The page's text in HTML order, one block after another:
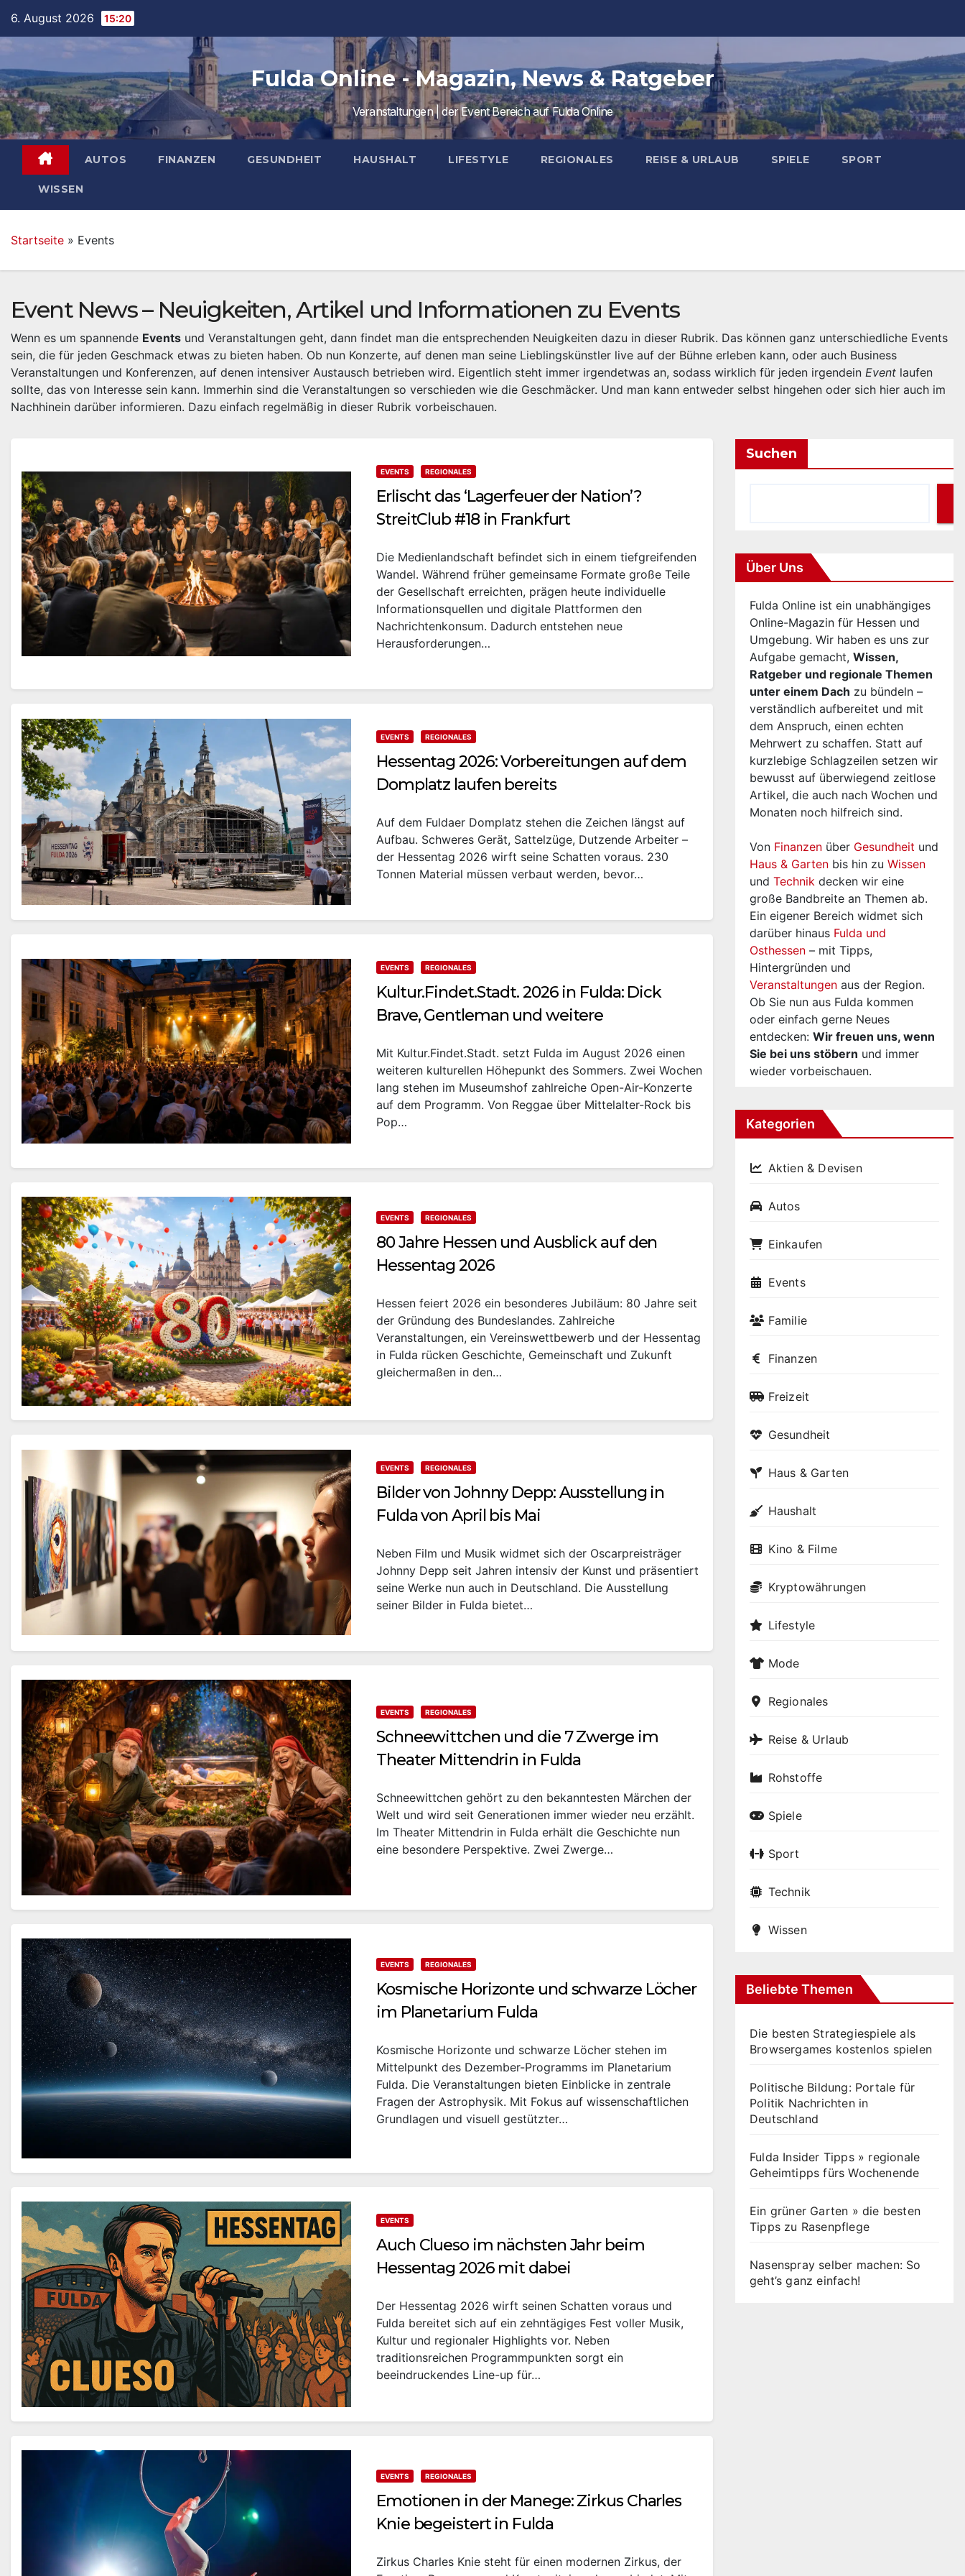
6. August 2026 15:20
Fulda Online - Magazin, News & Ratgeber
Veranstaltungen | der Event Bereich auf Fulda Online
AUTOS FINANZEN GESUNDHEIT HAUSHALT LIFESTYLE REGIONALES REISE & URLAUB SPIELE SPORT
WISSEN
Startseite » Events
Event News – Neuigkeiten, Artikel und Informationen zu Events
Wenn es um spannende Events und Veranstaltungen geht, dann findet man die entsprechenden Neuigkeiten dazu in dieser Rubrik. Das können ganz unterschiedliche Events
sein, die für jeden Geschmack etwas zu bieten haben. Ob nun Konzerte, auf denen man seine Lieblingskünstler live auf der Bühne erleben kann, oder auch Business
Veranstaltungen und Konferenzen, auf denen intensiver Austausch betrieben wird. Eigentlich steht immer irgendetwas an, sodass wirklich für jeden irgendein Event laufen
sollte, das von Interesse sein kann. Immerhin sind die Veranstaltungen so verschieden wie die Geschmäcker. Und man kann entweder selbst hingehen oder sich hier auch im
Nachhinein darüber informieren. Dazu einfach regelmäßig in dieser Rubrik vorbeischauen.
EVENTS REGIONALES
Erlischt das ‘Lagerfeuer der Nation’?
StreitClub #18 in Frankfurt
Die Medienlandschaft befindet sich in einem tiefgreifenden
Wandel. Während früher gemeinsame Formate große Teile
der Gesellschaft erreichten, prägen heute individuelle
Informationsquellen und digitale Plattformen den
Nachrichtenkonsum. Dadurch entstehen neue
Herausforderungen…
EVENTS REGIONALES
Hessentag 2026: Vorbereitungen auf dem
Domplatz laufen bereits
Auf dem Fuldaer Domplatz stehen die Zeichen längst auf
Aufbau. Schweres Gerät, Sattelzüge, Dutzende Arbeiter –
der Hessentag 2026 wirft seine Schatten voraus. 230
Tonnen Material müssen verbaut werden, bevor…
EVENTS REGIONALES
Kultur.Findet.Stadt. 2026 in Fulda: Dick
Brave, Gentleman und weitere
Mit Kultur.Findet.Stadt. setzt Fulda im August 2026 einen
weiteren kulturellen Höhepunkt des Sommers. Zwei Wochen
lang stehen im Museumshof zahlreiche Open-Air-Konzerte
auf dem Programm. Von Reggae über Mittelalter-Rock bis
Pop…
EVENTS REGIONALES
80 Jahre Hessen und Ausblick auf den
Hessentag 2026
Hessen feiert 2026 ein besonderes Jubiläum: 80 Jahre seit
der Gründung des Bundeslandes. Zahlreiche
Veranstaltungen, ein Vereinswettbewerb und der Hessentag
in Fulda rücken Geschichte, Gemeinschaft und Zukunft
gleichermaßen in den…
EVENTS REGIONALES
Bilder von Johnny Depp: Ausstellung in
Fulda von April bis Mai
Neben Film und Musik widmet sich der Oscarpreisträger
Johnny Depp seit Jahren intensiv der Kunst und präsentiert
seine Werke nun auch in Deutschland. Die Ausstellung
seiner Bilder in Fulda bietet…
EVENTS REGIONALES
Schneewittchen und die 7 Zwerge im
Theater Mittendrin in Fulda
Schneewittchen gehört zu den bekanntesten Märchen der
Welt und wird seit Generationen immer wieder neu erzählt.
Im Theater Mittendrin in Fulda erhält die Geschichte nun
eine besondere Perspektive. Zwei Zwerge…
EVENTS REGIONALES
Kosmische Horizonte und schwarze Löcher
im Planetarium Fulda
Kosmische Horizonte und schwarze Löcher stehen im
Mittelpunkt des Dezember-Programms im Planetarium
Fulda. Die Veranstaltungen bieten Einblicke in zentrale
Fragen der Astrophysik. Mit Fokus auf wissenschaftlichen
Grundlagen und visuell gestützter…
EVENTS
Auch Clueso im nächsten Jahr beim
Hessentag 2026 mit dabei
Der Hessentag 2026 wirft seinen Schatten voraus und
Fulda bereitet sich auf ein zehntägiges Fest voller Musik,
Kultur und regionaler Highlights vor. Neben
traditionsreichen Programmpunkten sorgt ein
beeindruckendes Line-up für…
EVENTS REGIONALES
Emotionen in der Manege: Zirkus Charles
Knie begeistert in Fulda
Zirkus Charles Knie steht für einen modernen Zirkus, der
Suchen
Über Uns
Fulda Online ist ein unabhängiges
Online-Magazin für Hessen und
Umgebung. Wir haben es uns zur
Aufgabe gemacht, Wissen,
Ratgeber und regionale Themen
unter einem Dach zu bündeln –
verständlich aufbereitet und mit
dem Anspruch, einen echten
Mehrwert zu schaffen. Statt auf
kurzlebige Schlagzeilen setzen wir
bewusst auf überwiegend zeitlose
Artikel, die auch nach Wochen und
Monaten noch hilfreich sind.
Von Finanzen über Gesundheit und
Haus & Garten bis hin zu Wissen
und Technik decken wir eine
große Bandbreite an Themen ab.
Ein eigener Bereich widmet sich
darüber hinaus Fulda und
Osthessen – mit Tipps,
Hintergründen und
Veranstaltungen aus der Region.
Ob Sie nun aus Fulda kommen
oder einfach gerne Neues
entdecken: Wir freuen uns, wenn
Sie bei uns stöbern und immer
wieder vorbeischauen.
Kategorien
Aktien & Devisen
Autos
Einkaufen
Events
Familie
Finanzen
Freizeit
Gesundheit
Haus & Garten
Haushalt
Kino & Filme
Kryptowährungen
Lifestyle
Mode
Regionales
Reise & Urlaub
Rohstoffe
Spiele
Sport
Technik
Wissen
Beliebte Themen
Die besten Strategiespiele als
Browsergames kostenlos spielen
Politische Bildung: Portale für
Politik Nachrichten in
Deutschland
Fulda Insider Tipps » regionale
Geheimtipps fürs Wochenende
Ein grüner Garten » die besten
Tipps zu Rasenpflege
Nasenspray selber machen: So
geht’s ganz einfach!